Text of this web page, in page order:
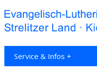
Service & Infos +